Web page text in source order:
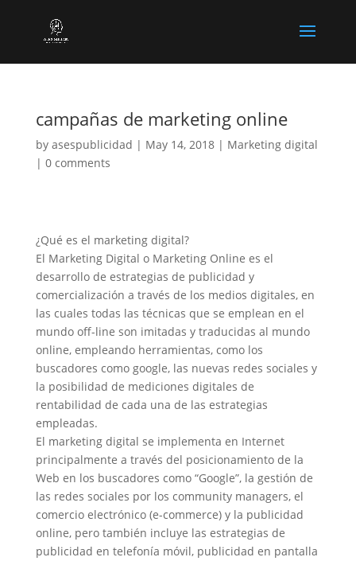
campañas de marketing online
by asespublicidad | May 14, 2018| Marketing digital
| 0 comments
¿Qué es el marketing digital?
El Marketing Digital o Marketing Online es el
desarrollo de estrategias de publicidad y
comercialización a través de los medios digitales, en
las cuales todas las técnicas que se emplean en el
mundo off-line son imitadas y traducidas al mundo
online, empleando herramientas, como los
buscadores como google, las nuevas redes sociales y
la posibilidad de mediciones digitales de
rentabilidad de cada una de las estrategias
empleadas.
El marketing digital se implementa en Internet
principalmente a través del posicionamiento de la
Web en los buscadores como “Google”, la gestión de
las redes sociales por los community managers, el
comercio electrónico (e-commerce) y la publicidad
online, pero también incluye las estrategias de
publicidad en telefonía móvil, publicidad en pantalla